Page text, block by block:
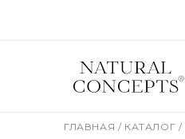
ГЛАВНАЯ / КАТАЛОГ /